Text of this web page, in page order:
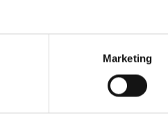
Marketing